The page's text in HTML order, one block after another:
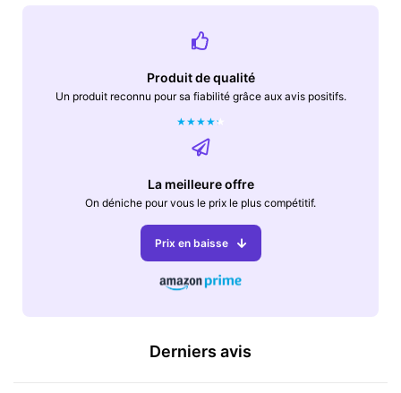
Produit de qualité
Un produit reconnu pour sa fiabilité grâce aux avis positifs.
★★★★★
La meilleure offre
On déniche pour vous le prix le plus compétitif.
Prix en baisse
Derniers avis